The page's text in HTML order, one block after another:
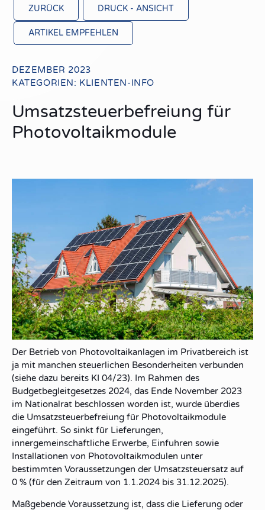
ZURÜCK DRUCK - ANSICHT
ARTIKEL EMPFEHLEN
DEZEMBER 2023
KATEGORIEN: KLIENTEN-INFO
Umsatzsteuerbefreiung für
Photovoltaikmodule
Der Betrieb von Photovoltaikanlagen im Privatbereich ist
ja mit manchen steuerlichen Besonderheiten verbunden
(siehe dazu bereits KI 04/23). Im Rahmen des
Budgetbegleitgesetzes 2024, das Ende November 2023
im Nationalrat beschlossen worden ist, wurde überdies
die Umsatzsteuerbefreiung für Photovoltaikmodule
eingeführt. So sinkt für Lieferungen,
innergemeinschaftliche Erwerbe, Einfuhren sowie
Installationen von Photovoltaikmodulen unter
bestimmten Voraussetzungen der Umsatzsteuersatz auf
0 % (für den Zeitraum von 1.1.2024 bis 31.12.2025).
Maßgebende Voraussetzung ist, dass die Lieferung oder